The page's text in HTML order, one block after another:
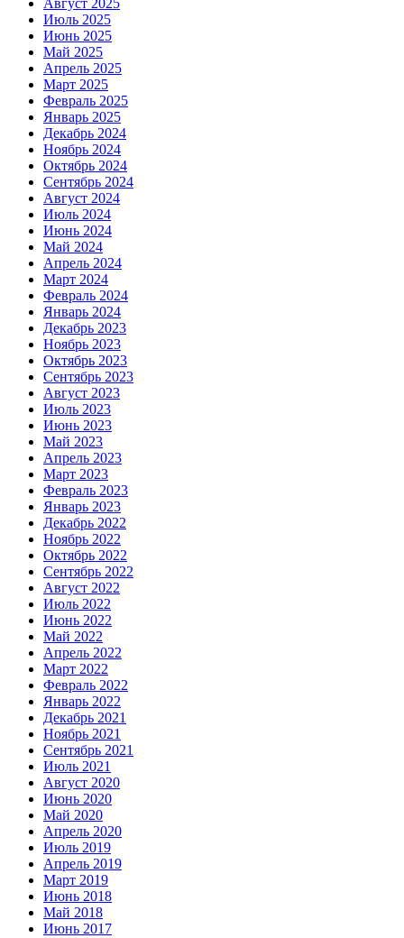
Август 2025
Июль 2025
Июнь 2025
Май 2025
Апрель 2025
Март 2025
Февраль 2025
Январь 2025
Декабрь 2024
Ноябрь 2024
Октябрь 2024
Сентябрь 2024
Август 2024
Июль 2024
Июнь 2024
Май 2024
Апрель 2024
Март 2024
Февраль 2024
Январь 2024
Декабрь 2023
Ноябрь 2023
Октябрь 2023
Сентябрь 2023
Август 2023
Июль 2023
Июнь 2023
Май 2023
Апрель 2023
Март 2023
Февраль 2023
Январь 2023
Декабрь 2022
Ноябрь 2022
Октябрь 2022
Сентябрь 2022
Август 2022
Июль 2022
Июнь 2022
Май 2022
Апрель 2022
Март 2022
Февраль 2022
Январь 2022
Декабрь 2021
Ноябрь 2021
Сентябрь 2021
Июль 2021
Август 2020
Июнь 2020
Май 2020
Апрель 2020
Июль 2019
Апрель 2019
Март 2019
Июнь 2018
Май 2018
Июнь 2017